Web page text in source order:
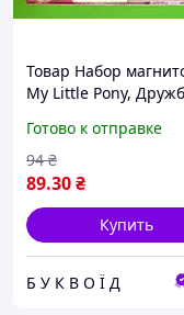
Товар Набор
My Little Pony,
БУКВОД
Готово к отправке
89.30₴
94 ₴
Купить
Б У К В О Ї Д